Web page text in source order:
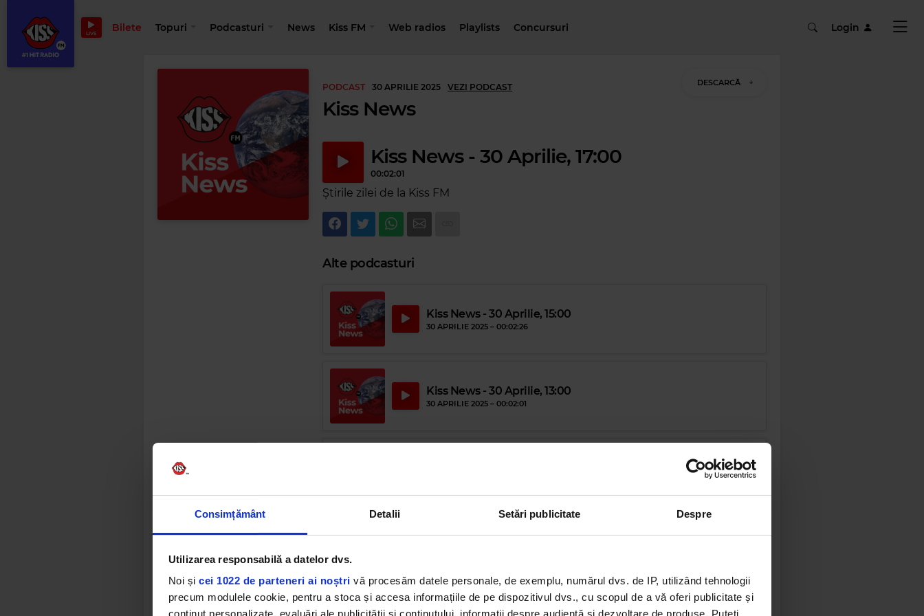
Consimțământ Detalii Setări publicitate Despre
Utilizarea responsabilă a datelor dvs.
Noi și cei 1022 de parteneri ai noștri vă procesăm datele personale, de exemplu, numărul dvs. de IP, utilizând tehnologii
precum modulele cookie, pentru a stoca și accesa informațiile de pe dispozitivul dvs., cu scopul de a vă oferi publicitate și
LIVE Bilete Topuri Podcasturi News Kiss FM Web radios Playlists Concursuri Login
PODCAST 30 APRILIE 2025 VEZI PODCAST
Kiss News
Kiss News - 30 Aprilie, 17:00
00:02:01
Știrile zilei de la Kiss FM
DESCARCĂ
Alte podcasturi
Kiss News - 30 Aprilie, 15:00
30 APRILIE 2025 – 00:02:26
Kiss News - 30 Aprilie, 13:00
30 APRILIE 2025 – 00:02:01